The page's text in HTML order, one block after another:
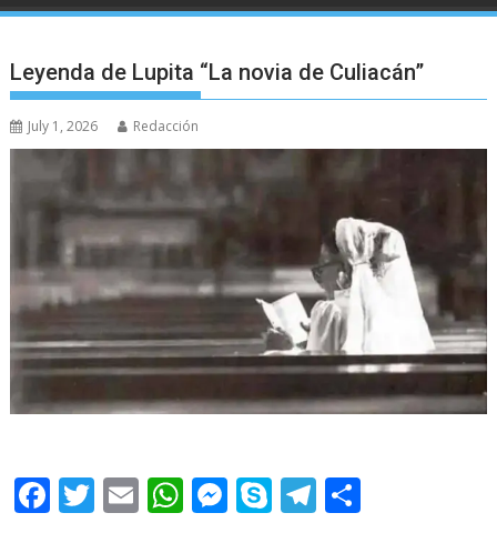
Leyenda de Lupita “La novia de Culiacán”
July 1, 2026 Redacción
F T E W M S T